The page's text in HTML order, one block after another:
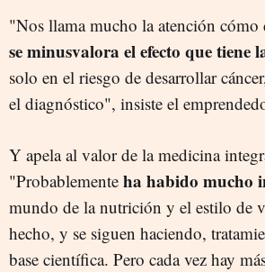
"Nos llama mucho la atención cómo
se minusvalora el efecto que tiene
solo en el riesgo de desarrollar
el diagnóstico", insiste el
Y apela al valor de la medicina
"Probablemente ha habido mucho
mundo de la nutrición y el estilo de
hecho, y se siguen haciendo,
base científica. Pero cada vez hay